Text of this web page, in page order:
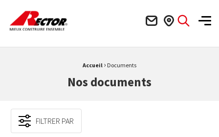
Rector Mieux construire ensemble
Accueil › Documents
Nos documents
FILTRER PAR